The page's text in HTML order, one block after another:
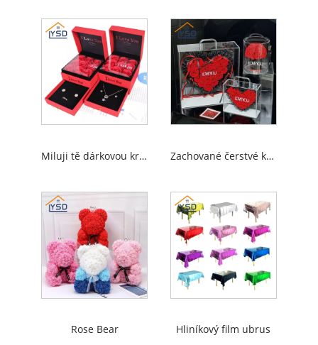
Miluji tě dárkovou krabici Zachované čerstvé květiny
Rose Bear Hliníkový film ubrus